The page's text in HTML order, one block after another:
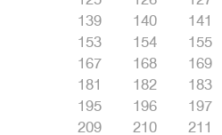
139
140 141
153
154 155
167
168 169
181
182 183
195
196 197
209
210 211